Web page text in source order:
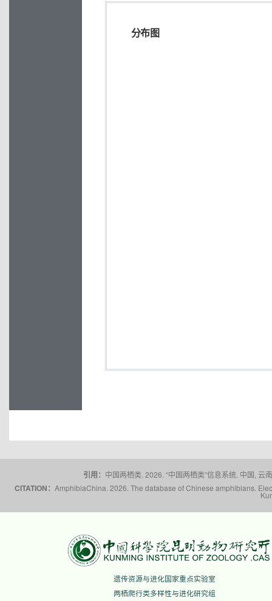
分布图
引用： 中国两栖类. 2026. “中国两栖类”信息系统. 中国,
CITATION： AmphibiaChina. 2026. The database of Chinese amphibians.
遗传资源与进化国家重点实验室
两栖爬行类多样性与进化研究组